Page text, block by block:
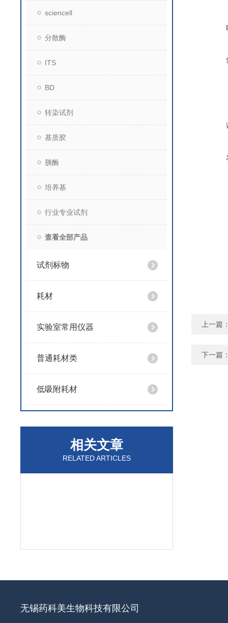
sciencell
分散酶
ITS
BD
转染试剂
基质胶
胰酶
培养基
行业专业试剂
查看全部产品
试剂标物
耗材
实验室常用仪器
普通耗材类
低吸附耗材
相关文章
RELATED ARTICLES
上一篇
下一篇
无锡药科美生物科技有限公司